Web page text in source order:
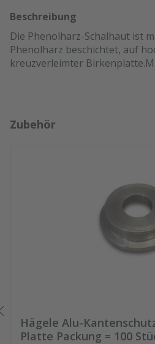
Beschreibung
Die Phenolharz-Schalhaut ist
Phenolharz beschichtet, auf
kreuzverleimter
Produktgalerie überspringen
Zubehör
Hägele Alu-
Platte Packung = 100